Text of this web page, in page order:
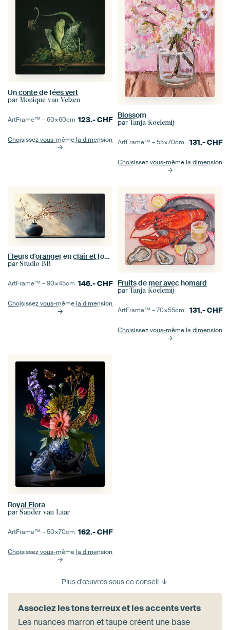
Un conte de fées vert
par Monique van Velzen
ArtFrame™ –60×60cm 123.-CHF
Choisissez vous-même la dimension
Blossom
par Tanja Koelemij
ArtFrame™ –55×70cm 131.-CHF
Choisissez vous-même la dimension
Fleurs d'oranger en clair et foncé
par Studio BB
ArtFrame™ –90×45cm 146.-CHF
Choisissez vous-même la dimension
Fruits de mer avec homard
par Tanja Koelemij
ArtFrame™ –70×55cm 131.-CHF
Choisissez vous-même la dimension
Royal Flora
par Sander van Laar
ArtFrame™ –50×70cm 162.-CHF
Choisissez vous-même la dimension
Plus d'œuvres sous ce conseil
Associez les tons terreux et les accents verts
Les nuances marron et taupe créent une base